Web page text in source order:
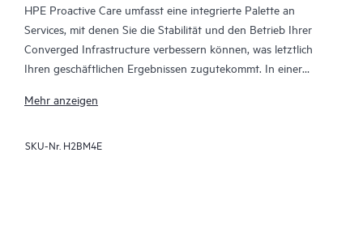
HPE Proactive Care umfasst eine integrierte Palette an
Services, mit denen Sie die Stabilität und den Betrieb Ihrer
Converged Infrastructure verbessern können, was letztlich
Ihren geschäftlichen Ergebnissen zugutekommt. In einer
müssen viele Komponenten effektiv zusammenarbeiten. HPE
diesen Umgebungen entwickelt und bietet einen erweiterten
Mehr anzeigen
SKU-Nr. H2BM4E